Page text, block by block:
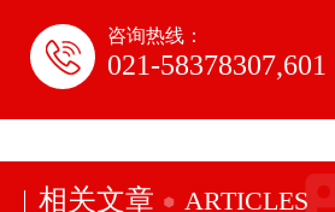
咨询热线：
021-58378307,601
相关文章 ARTICLES